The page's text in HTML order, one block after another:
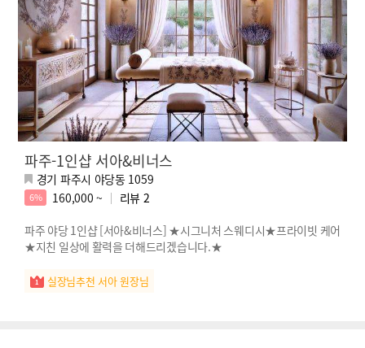
파주-1인샵 서아&비너스
경기 파주시 야당동 1059
6% 160,000 ~ 리뷰 2
파주 야당 1인샵 [서아&비너스] ★시그니처 스웨디시★프라이빗 케어
★지친 일상에 활력을 더해드리겠습니다.★
실장님추천 서아 원장님